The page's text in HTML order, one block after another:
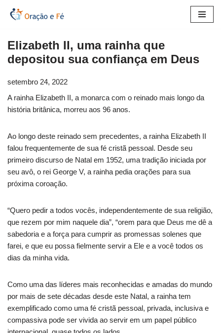
o
conteúdo
Elizabeth II, uma rainha que
depositou sua confiança em Deus
setembro 24, 2022
A rainha Elizabeth II, a monarca com o reinado mais longo da
história britânica, morreu aos 96 anos.
Ao longo deste reinado sem precedentes, a rainha Elizabeth II
falou frequentemente de sua fé cristã pessoal. Desde seu
primeiro discurso de Natal em 1952, uma tradição iniciada por
seu avô, o rei George V, a rainha pedia orações para sua
próxima coroação.
“Quero pedir a todos vocês, independentemente de sua religião,
que rezem por mim naquele dia”, “orem para que Deus me dê a
sabedoria e a força para cumprir as promessas solenes que
farei, e que eu possa fielmente servir a Ele e a você todos os
dias da minha vida.
Como uma das líderes mais reconhecidas e amadas do mundo
por mais de sete décadas desde este Natal, a rainha tem
exemplificado como uma fé cristã pessoal, privada, inclusiva e
compassiva pode ser vivida ao servir em um papel público